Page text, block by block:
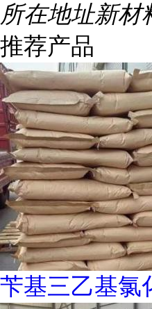
所在地址新材
推荐产品
苄基三乙基氯